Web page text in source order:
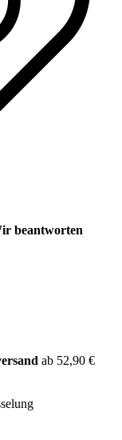
beantworten
ab 52,90 €